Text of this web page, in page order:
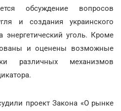
обсуждение вопросов
и создания украинского
энергетический уголь. Кроме
и оценены возможные
различных механизмов
проект Закона «О рынке